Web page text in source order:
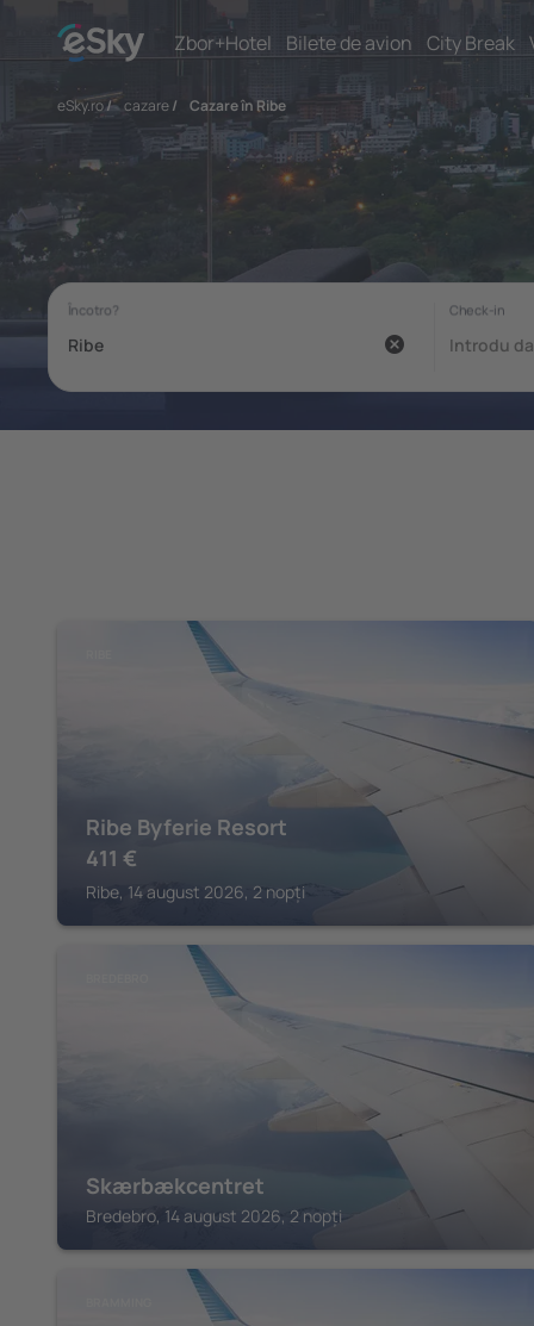
Zbor+Hotel Bilete de avion City Break
eSky.ro/ cazare/ Cazare în Ribe
Ribe Byferie Resort
411 €
Ribe, 14 august 2026, 2 nopți
Skærbækcentret
Bredebro, 14 august 2026, 2 nopți